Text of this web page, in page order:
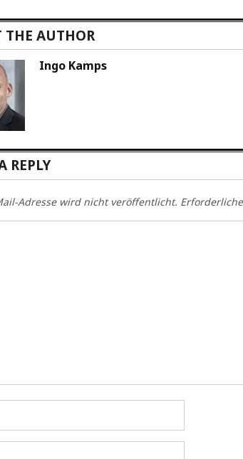
THE AUTHOR
Ingo Kamps
REPLY
Adresse wird nicht veröffentlicht.